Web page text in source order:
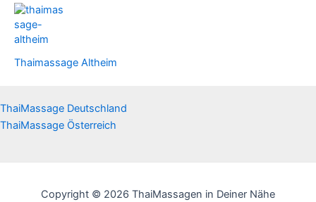
Thaimassage Altheim
ThaiMassage Deutschland
ThaiMassage Österreich
Copyright © 2026 ThaiMassagen in Deiner Nähe